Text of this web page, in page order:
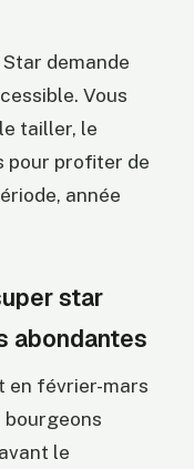
demande
Vous
tailler, le
pour profiter de
année
star
abondantes
en février-mars
bourgeons
le